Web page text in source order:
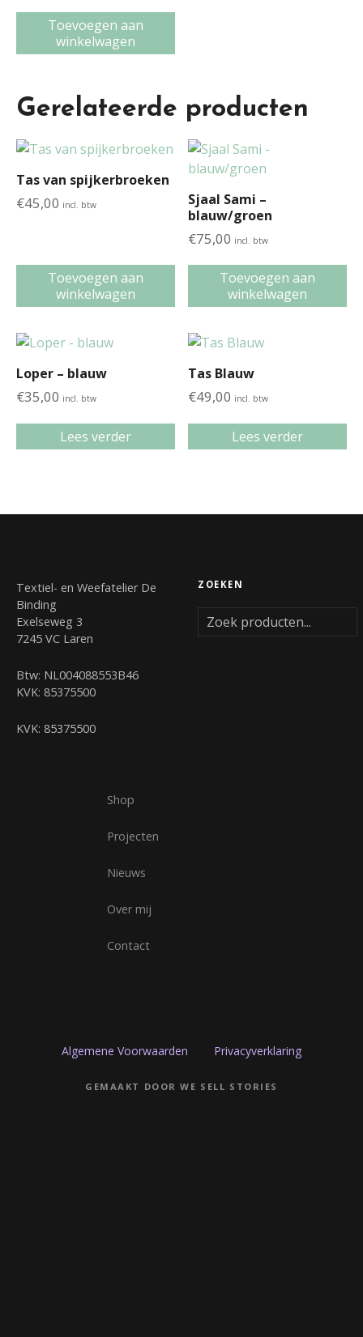
Toevoegen aan
winkelwagen
Gerelateerde producten
Tas van spijkerbroeken
€45,00 incl. btw
Toevoegen aan
winkelwagen
Sjaal Sami –
blauw/groen
€75,00 incl. btw
Toevoegen aan
winkelwagen
Loper – blauw
€35,00 incl. btw
Lees verder
Tas Blauw
€49,00 incl. btw
Lees verder
Textiel- en Weefatelier De
Binding
Exelseweg 3
7245 VC Laren
Btw: NL004088553B46
KVK: 85375500
KVK: 85375500
ZOEKEN
Shop
Projecten
Nieuws
Over mij
Contact
Algemene Voorwaarden Privacyverklaring
GEMAAKT DOOR WE SELL STORIES